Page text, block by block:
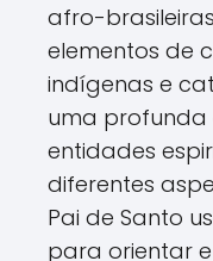
afro-
elementos de
indígenas e
uma profunda
entidades
diferentes
Pai de Santo
para orientar